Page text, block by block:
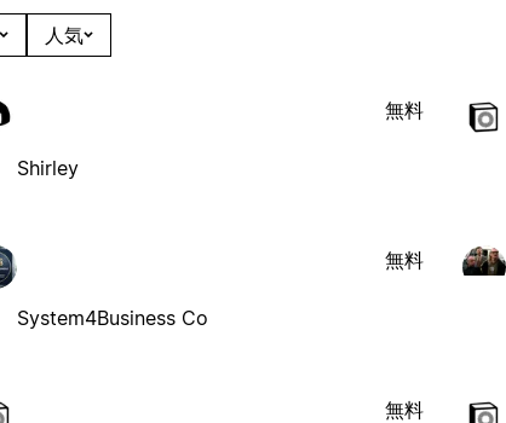
人気
Shirley
無料
System4Business Co
無料
無料